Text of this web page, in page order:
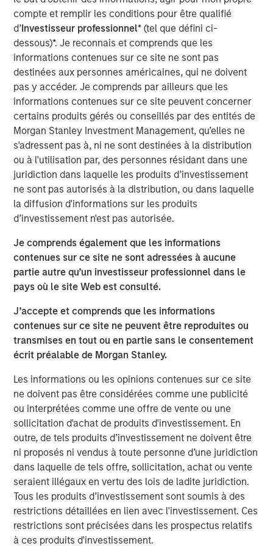
compte et remplir les conditions pour être qualifié
d’Investisseur professionnel* (tel que défini ci-
dessous)*. Je reconnais et comprends que les
informations contenues sur ce site ne sont pas
destinées aux personnes américaines, qui ne doivent
pas y accéder. Je comprends par ailleurs que les
informations contenues sur ce site peuvent concerner
certains produits gérés ou conseillés par des entités de
Morgan Stanley Investment Management, qu’elles ne
s'adressent pas à, ni ne sont destinées à la distribution
ou à l'utilisation par, des personnes résidant dans une
juridiction dans laquelle les produits d’investissement
ne sont pas autorisés à la distribution, ou dans laquelle
la diffusion d'informations sur les produits
d’investissement n'est pas autorisée.
Je comprends également que les informations
contenues sur ce site ne sont adressées à aucune
partie autre qu’un investisseur professionnel dans le
pays où le site Web est consulté.
J’accepte et comprends que les informations
contenues sur ce site ne peuvent être reproduites ou
transmises en tout ou en partie sans le consentement
écrit préalable de Morgan Stanley.
Les informations ou les opinions contenues sur ce site
ne doivent pas être considérées comme une publicité
ou interprétées comme une offre de vente ou une
sollicitation d'achat de produits d'investissement. En
outre, de tels produits d’investissement ne doivent être
ni proposés ni vendus à toute personne d’une juridiction
dans laquelle de tels offre, sollicitation, achat ou vente
seraient illégaux en vertu des lois de ladite juridiction.
Tous les produits d’investissement sont soumis à des
restrictions détaillées en lien avec l'investissement. Ces
restrictions sont précisées dans les prospectus relatifs
à ces produits d'investissement.
construction of its Kings Landing Gas Gathering and
Processing Development (“Kings Landing” or the
“Project”), a large-scale expansion of Durango’s existing
natural gas gathering and processing supersystem in the
Permian Basin of southeast New Mexico. Phase I of the
Project, which is expected to be placed in-service during
the fourth quarter of 2024, includes 200 million cubic
feet per day (“MMcf/d”) of nameplate natural gas
processing capacity, maximum 225 MMcf/d of
processing capacity, combined with substantial
investments in compression, gas gathering, and liquids-
handling infrastructure.
The Kings Landing project is underpinned by commercial
agreements with leading Permian Basin producers and
provides critical infrastructure for the safe and reliable
delivery of products to market. Strategically located in
Eddy County, the Kings Landing Gas Processing Complex
will provide Durango with significant market connectivity
access to multiple markets for natural gas and natural
producers. Phase I of Kings Landing is scoped for timely
and capital-efficient expansion, and the Company’s long-
term development plan for the Project provides for Phase
II of Kings Landing with the addition of a second plant
processing capacity for a total of up to 450 MMcf/d of
processing capacity at the Kings Landing Gas Processing
Complex in support of producers in Durango’s operating
region.
In connection with the Project, a subsidiary of Durango
has secured underwritten commitments to upsize the
Company’s senior debt availability and refinance
Durango’s existing credit facility. The new credit facility
will provide the company with substantial liquidity to
continue executing on its organic growth opportunities in
the Permian Basin of southeast New Mexico.